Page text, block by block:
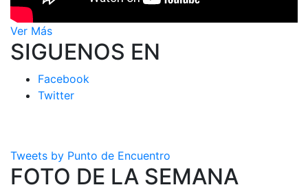
Ver Más
SIGUENOS EN
Facebook
Twitter
Tweets by Punto de Encuentro
FOTO DE LA SEMANA